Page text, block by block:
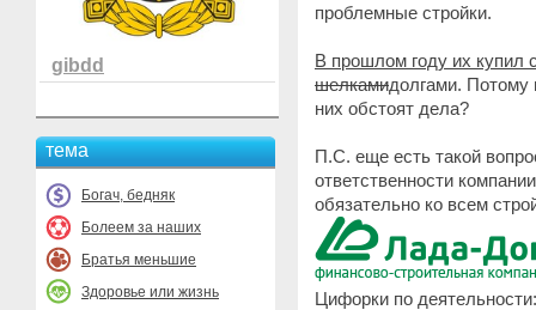
gibdd
тема
Богач, бедняк
Болеем за наших
Братья меньшие
Здоровье или жизнь
проблемные стройки.
В прошлом году их купил
шелкамидолгами.
них обстоят дела?
П.С. еще есть такой
ответственности
обязательно ко всем
Цифорки по деятельности: